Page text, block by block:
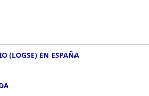
(LOGSE) EN ESPAÑA